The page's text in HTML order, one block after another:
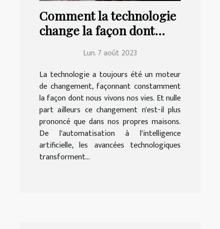
Comment la technologie
change la façon dont
Lun. 7 août 2023
La technologie a toujours été un moteur
de changement, façonnant constamment
la façon dont nous vivons nos vies. Et nulle
part ailleurs ce changement n'est-il plus
prononcé que dans nos propres maisons.
De l'automatisation à l'intelligence
artificielle, les avancées technologiques
transforment...